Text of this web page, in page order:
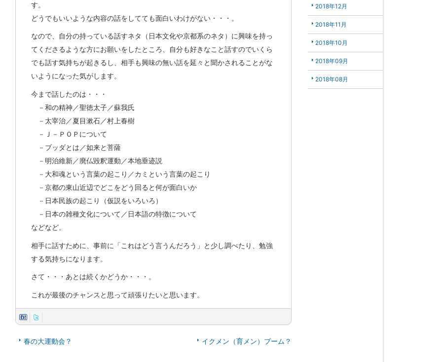
す。
どうでもいいような内容の話をしてても面白いわけがない・・・。
なので、自分の持っている話すネタ（日本文化や京都系のネタ）に興味を持っ
てくださるような方にお願いをしたところ、自分も好きなこと話すのでいくら
でも話す気持ちが起きるし、相手も興味の無い話を延々と聞かされることがな
いようになった気がします。
今まで話したのは・・・
－和の精神／聖徳太子／蘇我氏
－太宰治／夏目漱石／村上春樹
－Ｊ－ＰＯＰについて
－ブッダとは／如来と菩薩
－明治維新／廃仏毀釈運動／本地垂迹説
－大和魂という言葉の起こり／カミという言葉の起こり
－京都の東山近辺でどこをどう回ると何が面白いか
－日本民族の起こり（仮説をいろいろ）
－日本の雑種文化について／日本語の特徴について
などなど。
相手に話すために、事前に「これはどう言うんだろう」と少し調べたり、勉強
する気持ちになります。
さて・・・あとは続くかどうか・・・。
これが最後のチャンスと思って頑張りたいと思います。
春の大運動会？ イクメン（育メン）ブーム？
2018年12月
2018年11月
2018年10月
2018年09月
2018年08月